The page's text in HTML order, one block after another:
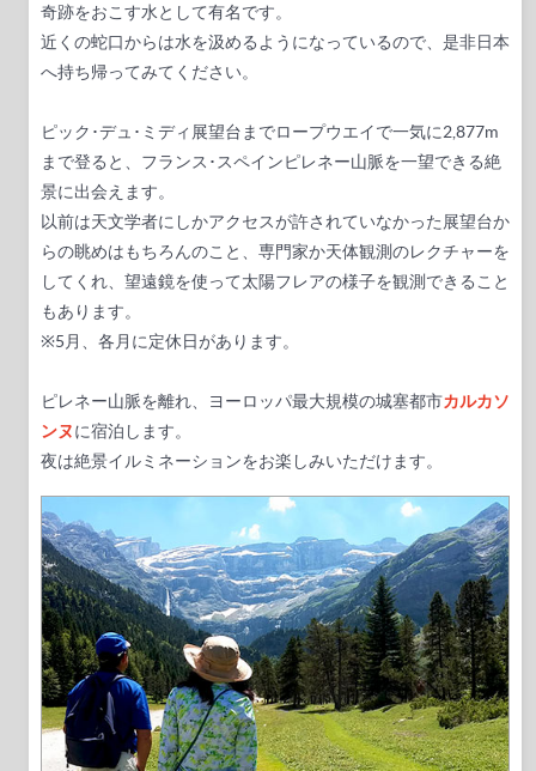
奇跡をおこす水として有名です。
近くの蛇口からは水を汲めるようになっているので、是非日本
へ持ち帰ってみてください。
ピック･デュ･ミディ展望台までロープウエイで一気に2,877m
まで登ると、フランス･スペインピレネー山脈を一望できる絶
景に出会えます。
以前は天文学者にしかアクセスが許されていなかった展望台か
らの眺めはもちろんのこと、専門家か天体観測のレクチャーを
してくれ、望遠鏡を使って太陽フレアの様子を観測できること
もあります。
※5月、各月に定休日があります。
ピレネー山脈を離れ、ヨーロッパ最大規模の城塞都市カルカソ
ンヌに宿泊します。
夜は絶景イルミネーションをお楽しみいただけます。